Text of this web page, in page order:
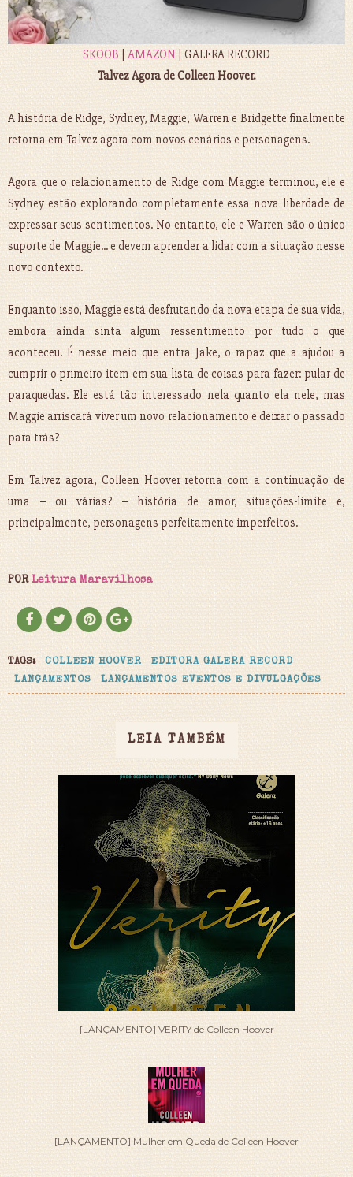
SKOOB | AMAZON | GALERA RECORD
Talvez Agora de Colleen Hoover.
A história de Ridge, Sydney, Maggie, Warren e Bridgette finalmente
retorna em Talvez agora com novos cenários e personagens.
Agora que o relacionamento de Ridge com Maggie terminou, ele e
Sydney estão explorando completamente essa nova liberdade de
expressar seus sentimentos. No entanto, ele e Warren são o único
suporte de Maggie... e devem aprender a lidar com a situação nesse
novo contexto.
Enquanto isso, Maggie está desfrutando da nova etapa de sua vida,
embora ainda sinta algum ressentimento por tudo o que
aconteceu. É nesse meio que entra Jake, o rapaz que a ajudou a
cumprir o primeiro item em sua lista de coisas para fazer: pular de
paraquedas. Ele está tão interessado nela quanto ela nele, mas
Maggie arriscará viver um novo relacionamento e deixar o passado
para trás?
Em Talvez agora, Colleen Hoover retorna com a continuação de
uma – ou várias? – história de amor, situações-limite e,
principalmente, personagens perfeitamente imperfeitos.
PORLeitura Maravilhosa
TAGS: COLLEEN HOOVER
EDITORA GALERA RECORD
LANÇAMENTOS
LANÇAMENTOS EVENTOS E DIVULGAÇÕES
LEIA TAMBÉM
[LANÇAMENTO] VERITY de Colleen Hoover
[LANÇAMENTO] Mulher em Queda de Colleen Hoover